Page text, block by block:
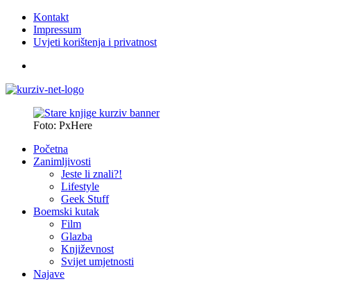
Kontakt
Impressum
Uvjeti korištenja i privatnost
Foto: PxHere
Početna
Zanimljivosti
Jeste li znali?!
Lifestyle
Geek Stuff
Boemski kutak
Film
Glazba
Književnost
Svijet umjetnosti
Najave